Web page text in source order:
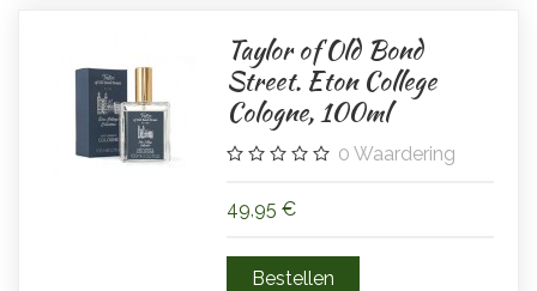
Taylor of Old Bond
Street. Eton College
Cologne, 100ml
0 Waardering
49,95 €